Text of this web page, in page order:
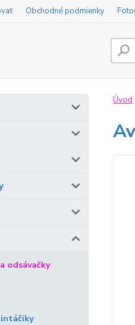
Obchodné podmienky
odsávačky
Úvod